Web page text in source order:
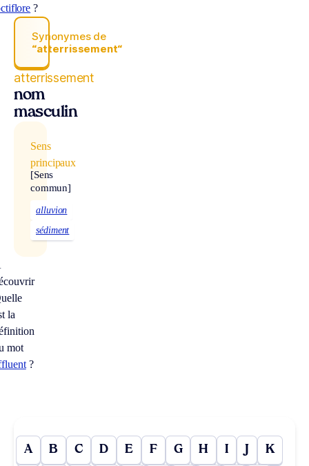
?
Synonymes de
“atterrissement“
atterrissement
nom
masculin
Sens
principaux
[Sens
commun]
alluvion
sédiment
la
mot
?
A B C D E F G H I J K